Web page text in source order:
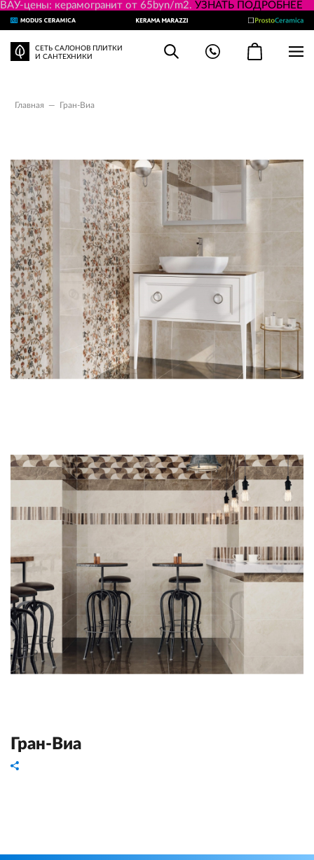
ВАУ-цены: керамогранит от 65byn/m2. УЗНАТЬ ПОДРОБНЕЕ
СЕТЬ САЛОНОВ ПЛИТКИ
И САНТЕХНИКИ
Главная — Гран-Виа
Гран-Виа